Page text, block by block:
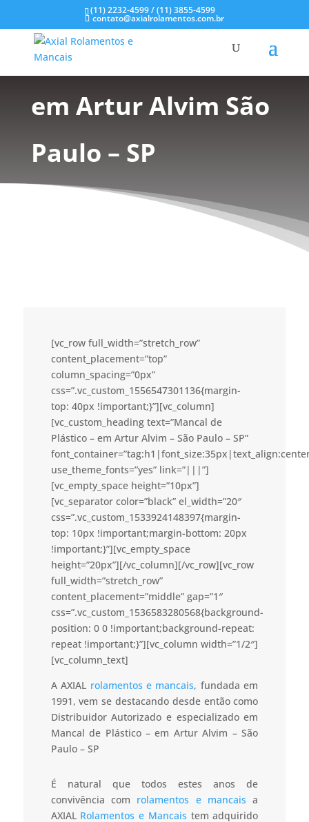
(11) 2232-4599 / (11) 3855-4599
contato@axialrolamentos.com.br
Mancal de Plástico
em Artur Alvim São
Paulo – SP
[vc_row full_width=”stretch_row”
content_placement=”top”
column_spacing=”0px”
css=”.vc_custom_1556547301136{margin-
top: 40px !important;}”][vc_column]
[vc_custom_heading text=”Mancal de
Plástico – em Artur Alvim – São Paulo – SP”
use_theme_fonts=”yes” link=”|||”]
[vc_empty_space height=”10px”]
[vc_separator color=”black” el_width=”20″
css=”.vc_custom_1533924148397{margin-
top: 10px !important;margin-bottom: 20px
!important;}”][vc_empty_space
height=”20px”][/vc_column][/vc_row][vc_row
full_width=”stretch_row”
content_placement=”middle” gap=”1″
css=”.vc_custom_1536583280568{background-
position: 0 0 !important;background-repeat:
repeat !important;}”][vc_column width=”1/2″]
[vc_column_text]
A AXIAL rolamentos e mancais, fundada em
1991, vem se destacando desde então como
Distribuidor Autorizado e especializado em
Mancal de Plástico – em Artur Alvim – São
Paulo – SP
É natural que todos estes anos de
convivência com rolamentos e mancais a
AXIAL Rolamentos e Mancais tem adquirido